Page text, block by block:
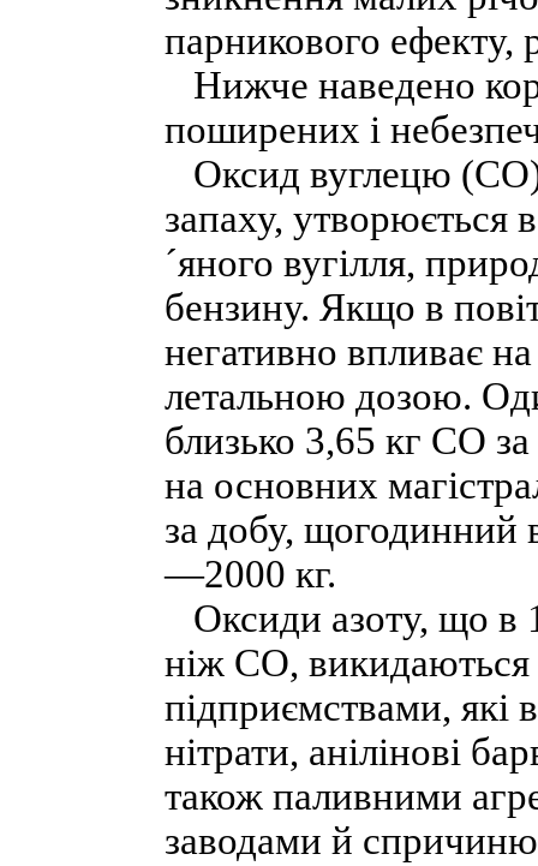
парникового
Нижче наведено
поширених і
Оксид вуглецю
запаху, утворюється
´яного вугілля,
бензину. Якщо в
негативно впливає на
летальною дозою.
близько 3,65 кг СО за
на основних
за добу, щогодинний
—2000 кг.
Оксиди азоту, що в
ніж СО, викидаються
підприємствами, які
нітрати, анілінові
також паливними
заводами й